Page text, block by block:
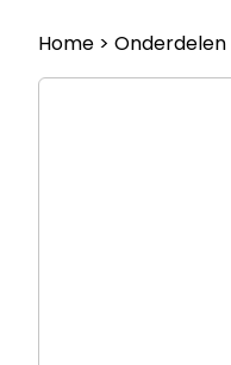
Home > Onderdelen